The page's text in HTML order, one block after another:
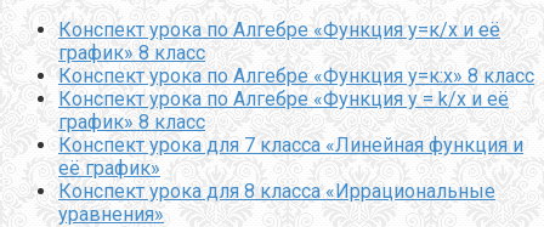
Конспект урока по Алгебре «Функция у=к/х и её
график» 8 класс
Конспект урока по Алгебре «Функция у=к:х» 8 класс
Конспект урока по Алгебре «Функция y = k/x и её
график» 8 класс
Конспект урока для 7 класса «Линейная функция и
её график»
Конспект урока для 8 класса «Иррациональные
уравнения»